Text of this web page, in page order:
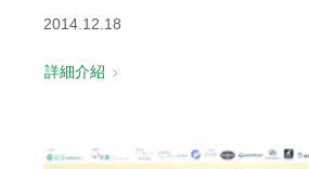
2014.12.18
詳細介紹